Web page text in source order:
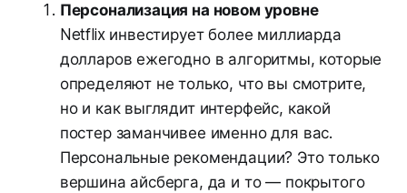
Персонализация на новом уровне
Netflix инвестирует более миллиарда
долларов ежегодно в алгоритмы, которые
определяют не только, что вы смотрите,
но и как выглядит интерфейс, какой
постер заманчивее именно для вас.
Персональные рекомендации? Это только
вершина айсберга, да и то — покрытого